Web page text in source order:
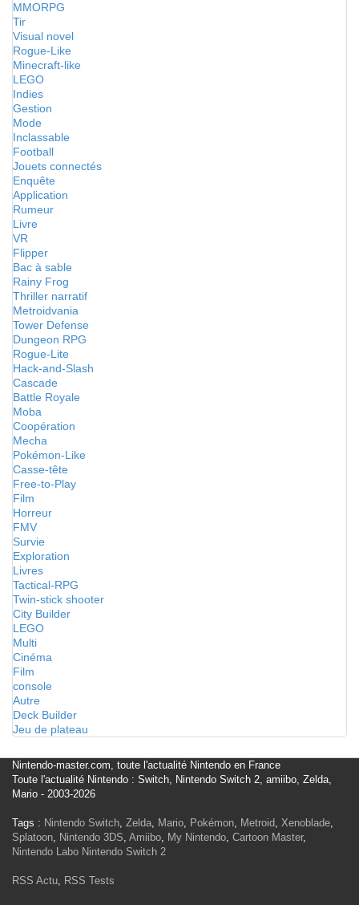
MMORPG
Tir
Visual novel
Rogue-Like
Minecraft-like
LEGO
Indies
Gestion
Mode
Inclassable
Football
Jouets connectés
Enquête
Application
Rumeur
Livre
VR
Flipper
Bac à sable
Rainy Frog
Thriller narratif
Metroidvania
Tower Defense
Dungeon RPG
Rogue-Lite
Hack-and-Slash
Cascade
Battle Royale
Moba
Coopération
Mecha
Pokémon-Like
Casse-tête
Free-to-Play
Film
Horreur
FMV
Survie
Exploration
Livres
Tactical-RPG
Twin-stick shooter
City Builder
LEGO
Multi
Cinéma
Film
console
Autre
Deck Builder
Jeu de plateau
Nintendo-master.com, toute l'actualité Nintendo en France
Toute l'actualité Nintendo : Switch, Nintendo Switch 2, amiibo, Zelda,
Mario - 2003-2026
Tags : Nintendo Switch, Zelda, Mario, Pokémon, Metroid, Xenoblade,
Splatoon, Nintendo 3DS, Amiibo, My Nintendo, Cartoon Master,
Nintendo Labo Nintendo Switch 2
RSS Actu, RSS Tests